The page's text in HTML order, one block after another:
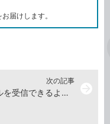
ク届けします。
次の記事
ドコモメールでパソコンからのメールを受信できるようにする方法